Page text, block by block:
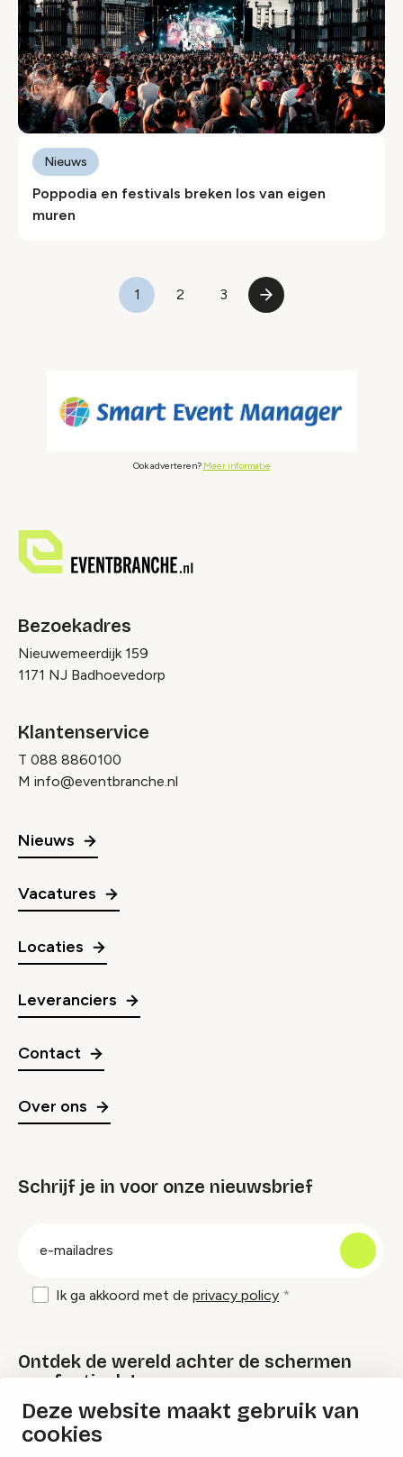
Deze website maakt gebruik van
cookies
Poppodia en festivals breken los van eigen
muren
Nieuws
Pagina
1
Pagina
2
Pagina
3
Volgende
Ook adverteren? Meer informatie
Bezoekadres
Nieuwemeerdijk 159
1171 NJ Badhoevedorp
Klantenservice
T 088 8860100
M info@eventbranche.nl
Nieuws
Vacatures
Locaties
Leveranciers
Contact
Over ons
Schrijf je in voor onze nieuwsbrief
Ik ga akkoord met de privacy policy
Ontdek de wereld achter de schermen
van festivals!
Lees onze Festival Specials